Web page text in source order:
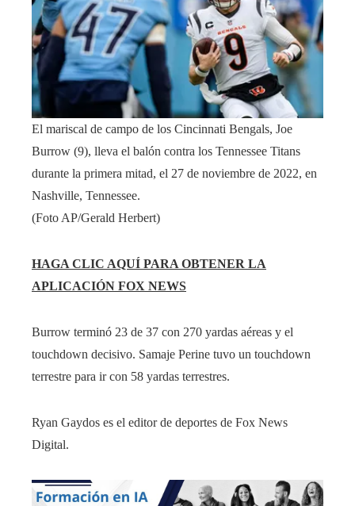
El mariscal de campo de los Cincinnati Bengals, Joe
Burrow (9), lleva el balón contra los Tennessee Titans
durante la primera mitad, el 27 de noviembre de 2022, en
Nashville, Tennessee.
(Foto AP/Gerald Herbert)
HAGA CLIC AQUÍ PARA OBTENER LA
APLICACIÓN FOX NEWS
Burrow terminó 23 de 37 con 270 yardas aéreas y el
touchdown decisivo. Samaje Perine tuvo un touchdown
terrestre para ir con 58 yardas terrestres.
Ryan Gaydos es el editor de deportes de Fox News
Digital.